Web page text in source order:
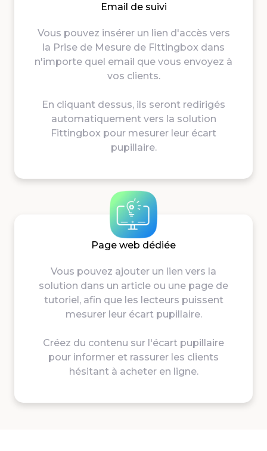
Email de suivi
Vous pouvez insérer un lien d'accès vers
la Prise de Mesure de Fittingbox dans
n'importe quel email que vous envoyez à
vos clients.
En cliquant dessus, ils seront redirigés
automatiquement vers la solution
Fittingbox pour mesurer leur écart
pupillaire.
Page web dédiée
Vous pouvez ajouter un lien vers la
solution dans un article ou une page de
tutoriel, afin que les lecteurs puissent
mesurer leur écart pupillaire.
Créez du contenu sur l'écart pupillaire
pour informer et rassurer les clients
hésitant à acheter en ligne.